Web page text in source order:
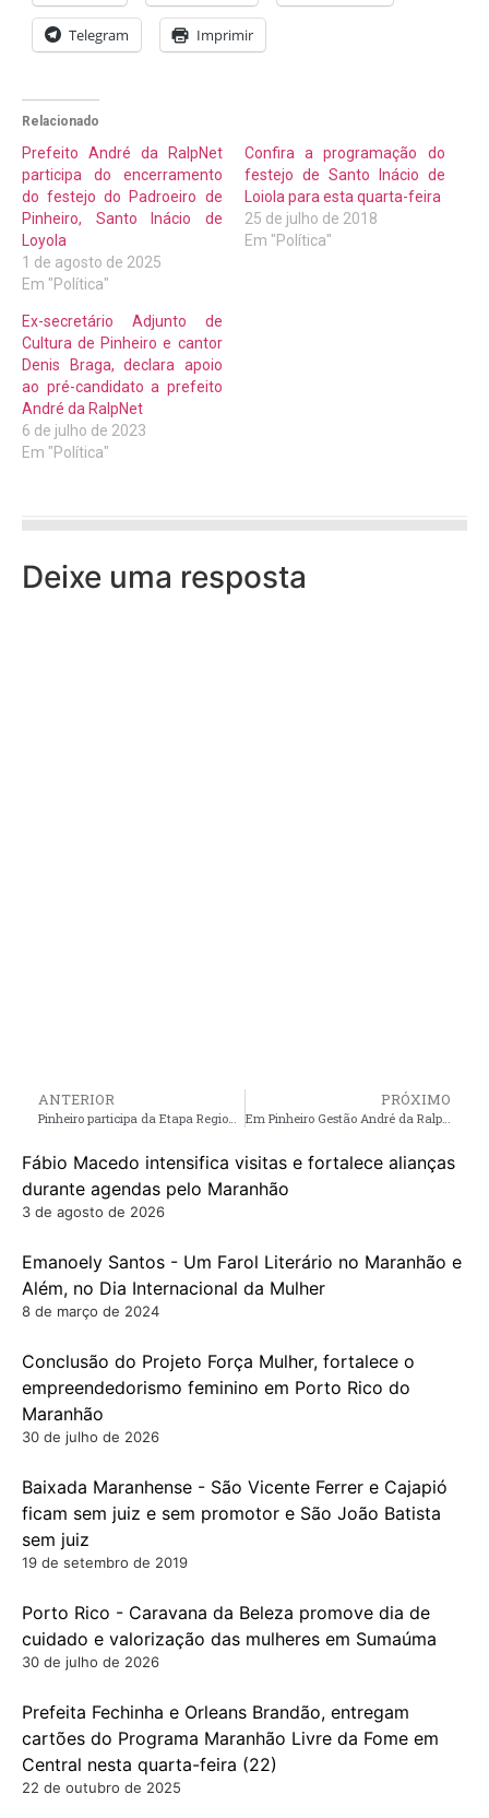
Telegram Imprimir
Relacionado
Prefeito André da RalpNet
participa do encerramento
do festejo do Padroeiro de
Pinheiro, Santo Inácio de
Loyola
1 de agosto de 2025
Em "Política"
Confira a programação do
festejo de Santo Inácio de
Loiola para esta quarta-feira
25 de julho de 2018
Em "Política"
Ex-secretário Adjunto de
Cultura de Pinheiro e cantor
Denis Braga, declara apoio
ao pré-candidato a prefeito
André da RalpNet
6 de julho de 2023
Em "Política"
Deixe uma resposta
ANTERIOR PRÓXIMO
Em Pinheiro Gestão André da RalpNet continua intensificando serviços de recuperação de estradas vicinais na zona rural
Fábio Macedo intensifica visitas e fortalece alianças
durante agendas pelo Maranhão
3 de agosto de 2026
Emanoely Santos - Um Farol Literário no Maranhão e
Além, no Dia Internacional da Mulher
8 de março de 2024
Conclusão do Projeto Força Mulher, fortalece o
empreendedorismo feminino em Porto Rico do
Maranhão
30 de julho de 2026
Baixada Maranhense - São Vicente Ferrer e Cajapió
ficam sem juiz e sem promotor e São João Batista
sem juiz
19 de setembro de 2019
Porto Rico - Caravana da Beleza promove dia de
cuidado e valorização das mulheres em Sumaúma
30 de julho de 2026
Prefeita Fechinha e Orleans Brandão, entregam
cartões do Programa Maranhão Livre da Fome em
Central nesta quarta-feira (22)
22 de outubro de 2025